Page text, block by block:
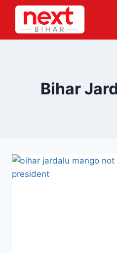
Skip
content
Bihar